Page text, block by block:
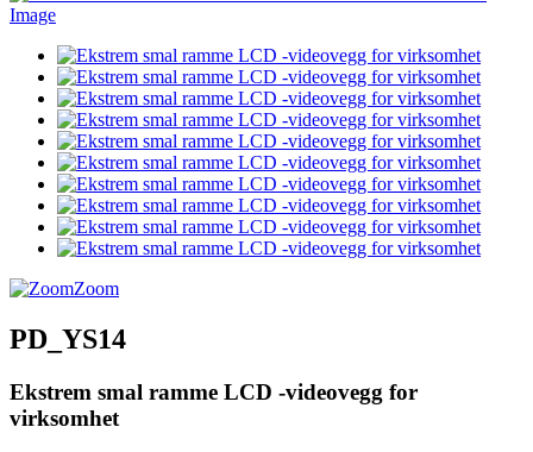
Zoom
PD_YS14
Ekstrem smal ramme LCD -videovegg for
virksomhet